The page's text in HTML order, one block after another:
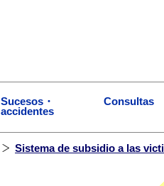
Sucesos・
accidentes
Consultas
Sistema de subsidio a las